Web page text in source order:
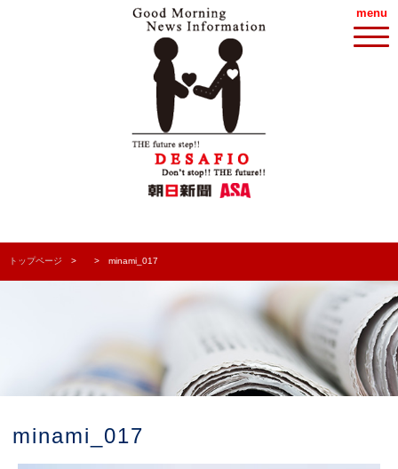
トップページ minami_017
minami_017
menu